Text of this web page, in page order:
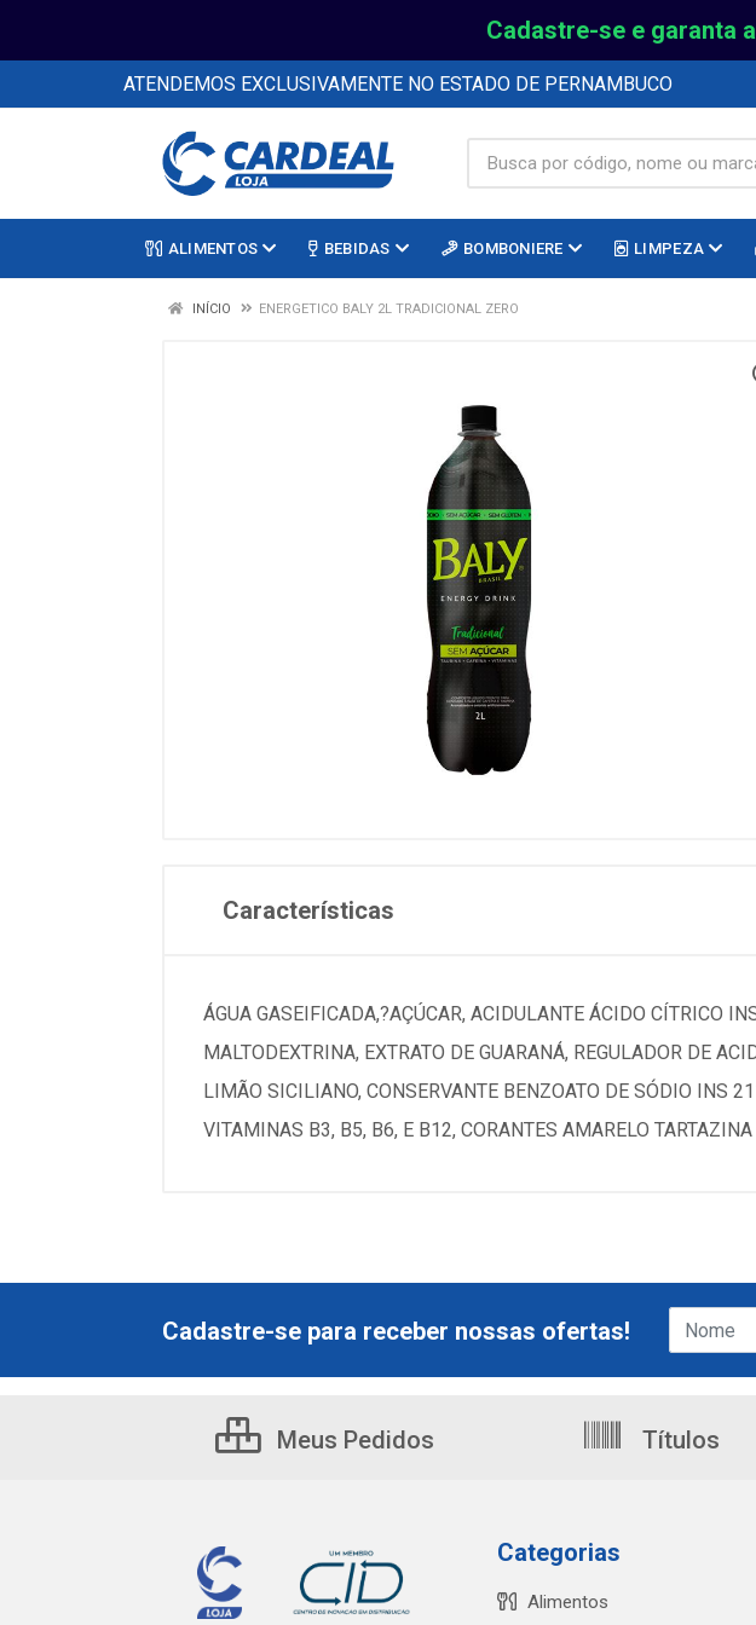
Cadastre-se e garanta
ATENDEMOS EXCLUSIVAMENTE NO ESTADO DE PERNAMBUCO
ALIMENTOS BEBIDAS BOMBONIERE LIMPEZA
INÍCIO ENERGETICO BALY 2L TRADICIONAL ZERO
Características
ÁGUA GASEIFICADA,?AÇÚCAR, ACIDULANTE ÁCIDO CÍTRICO
MALTODEXTRINA, EXTRATO DE GUARANÁ, REGULADOR DE
LIMÃO SICILIANO, CONSERVANTE BENZOATO DE SÓDIO
VITAMINAS B3, B5, B6, E B12, CORANTES AMARELO
Cadastre-se para receber nossas ofertas!
Meus Pedidos Títulos
Categorias
Alimentos